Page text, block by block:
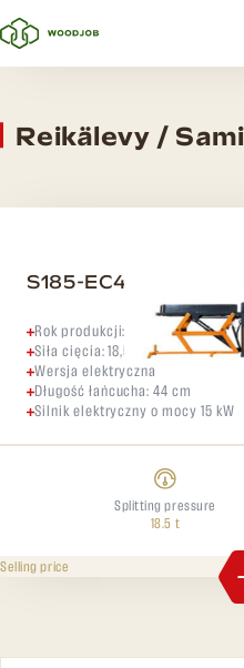
Reikälevy / Sami
S185-EC440
Rok produkcji: 2026
Siła cięcia: 18,5 t
Wersja elektryczna
Długość łańcucha: 44 cm
Silnik elektryczny o mocy 15 kW
Splitting pressure
18.5 t
Selling price